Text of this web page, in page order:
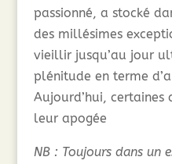
passionné, a stocké
des millésimes
vieillir jusqu’au jour
plénitude en terme
Aujourd’hui, certaines
leur apogée
NB : Toujours dans un